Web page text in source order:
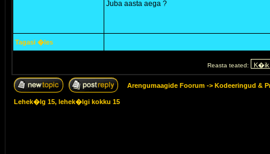
Juba aasta aega ?
Tagasi �les
Reasta teated:
Arengumaagide Foorum -> Kodeeringud &
Lehek�lg 15, lehek�lgi kokku 15